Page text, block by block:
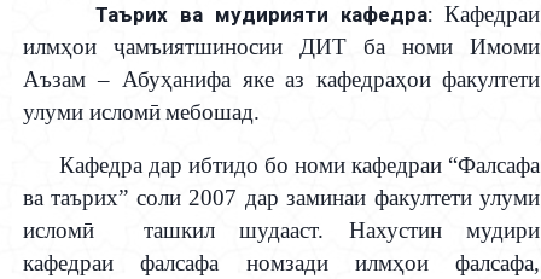
Таърих ва мудирияти кафедра: Кафедраи
илмҳои ҷамъиятшиносии ДИТ ба номи Имоми
Аъзам – Абуҳанифа яке аз кафедраҳои факултети
улуми исломӣмебошад.
Кафедра дар ибтидо бо номи кафедраи “Фалсафа
ва таърих” соли 2007 дар заминаи факултети улуми
исломӣ ташкил шудааст. Нахустин мудири
кафедраи фалсафа номзади илмҳои фалсафа,